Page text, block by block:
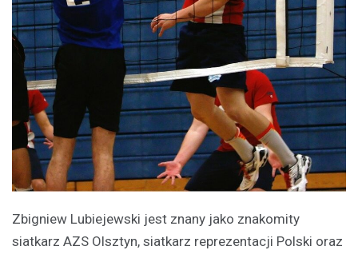
Zbigniew Lubiejewski jest znany jako znakomity
siatkarz AZS Olsztyn, siatkarz reprezentacji Polski oraz